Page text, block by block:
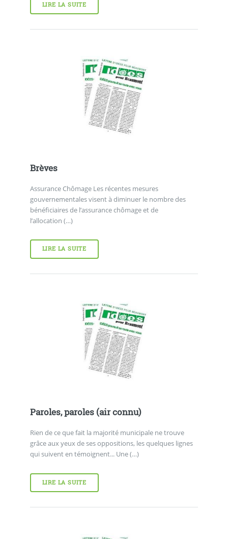
LIRE LA SUITE
Brèves
Assurance Chômage Les récentes mesures
gouvernementales visent à diminuer le nombre des
bénéficiaires de l’assurance chômage et de
l’allocation (…)
LIRE LA SUITE
Paroles, paroles (air connu)
Rien de ce que fait la majorité municipale ne trouve
grâce aux yeux de ses oppositions, les quelques lignes
qui suivent en témoignent... Une (…)
LIRE LA SUITE